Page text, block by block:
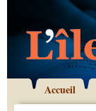
Accueil